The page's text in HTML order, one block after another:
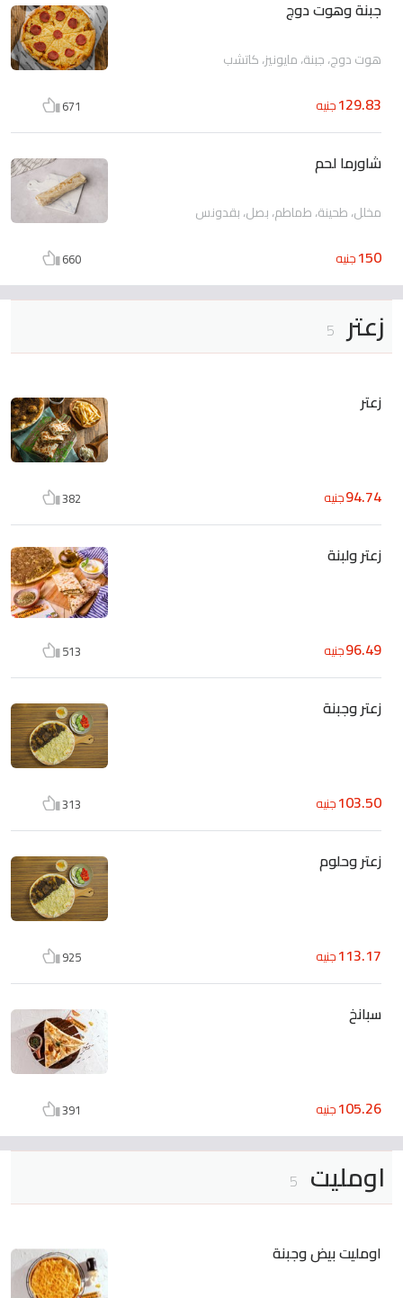
جبنة وهوت دوج
هوت دوج، جبنة، مايونيز، كاتشب
129.83جنيه 671
شاورما لحم
مخلل، طحينة، طماطم، بصل، بقدونس
150جنيه 660
زعتر 5
زعتر
94.74جنيه 382
زعتر ولبنة
96.49جنيه 513
زعتر وجبنة
103.50جنيه 313
زعتر وحلوم
113.17جنيه 925
سبانخ
105.26جنيه 391
اومليت 5
اومليت بيض وجبنة